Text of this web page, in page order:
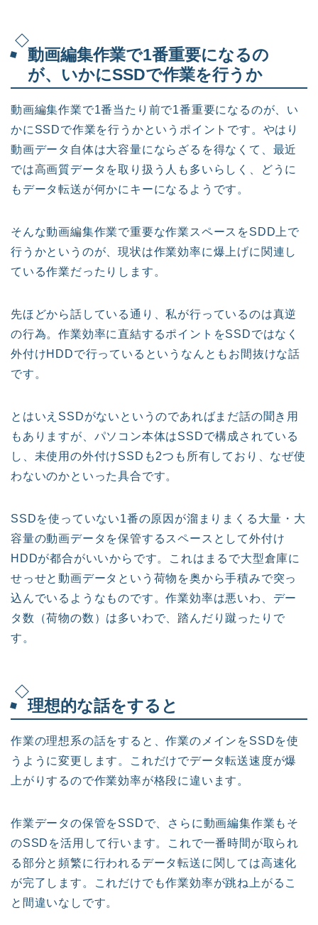
動画編集作業で1番重要になるの
が、いかにSSDで作業を行うか
動画編集作業で1番当たり前で1番重要になるのが、い
かにSSDで作業を行うかというポイントです。やはり
動画データ自体は大容量にならざるを得なくて、最近
では高画質データを取り扱う人も多いらしく、どうに
もデータ転送が何かにキーになるようです。
そんな動画編集作業で重要な作業スペースをSDD上で
行うかというのが、現状は作業効率に爆上げに関連し
ている作業だったりします。
先ほどから話している通り、私が行っているのは真逆
の行為。作業効率に直結するポイントをSSDではなく
外付けHDDで行っているというなんともお間抜けな話
です。
とはいえSSDがないというのであればまだ話の聞き用
もありますが、パソコン本体はSSDで構成されている
し、未使用の外付けSSDも2つも所有しており、なぜ使
わないのかといった具合です。
SSDを使っていない1番の原因が溜まりまくる大量・大
容量の動画データを保管するスペースとして外付け
HDDが都合がいいからです。これはまるで大型倉庫に
せっせと動画データという荷物を奥から手積みで突っ
込んでいるようなものです。作業効率は悪いわ、デー
タ数（荷物の数）は多いわで、踏んだり蹴ったりで
す。
理想的な話をすると
作業の理想系の話をすると、作業のメインをSSDを使
うように変更します。これだけでデータ転送速度が爆
上がりするので作業効率が格段に違います。
作業データの保管をSSDで、さらに動画編集作業もそ
のSSDを活用して行います。これで一番時間が取られ
る部分と頻繁に行われるデータ転送に関しては高速化
が完了します。これだけでも作業効率が跳ね上がるこ
と間違いなしです。